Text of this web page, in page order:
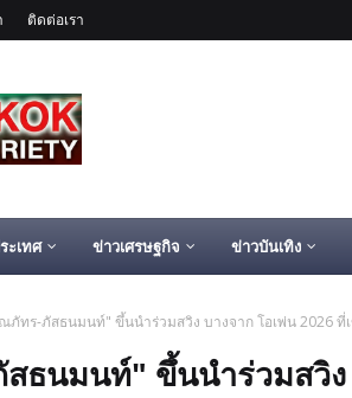
ติดต่อเรา
ะเทศ ข่าวเศรษฐกิจ ข่าวบันเทิง
ภัทร-ภัสธนมนท์" ขึ้นนำร่วมสวิง บางจาก โอเพ่น 2026 ที่
นมนท์" ขึ้นนำร่วมสวิง